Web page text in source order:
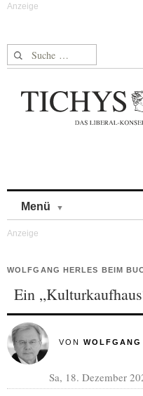
Suche nach:
Menü
WOLFGANG HERLES BEIM
Ein
VON WOLFGANG
Sa, 18. Dezember